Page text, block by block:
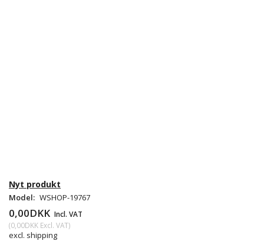
Nyt produkt
Model: WSHOP-19767
0,00DKK Incl. VAT
(0,00DKK Excl. VAT)
excl. shipping